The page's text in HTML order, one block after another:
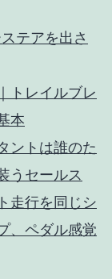
テアを出さ
トレイルブレ
本
ントは誰のた
うセールス
走行を同じシ
、ペダル感覚